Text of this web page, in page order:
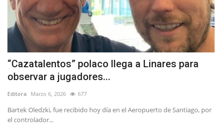
“Cazatalentos” polaco llega a Linares para
observar a jugadores...
Editora Marzo 6, 2026 677
Bartek Oledzki, fue recibido hoy día en el Aeropuerto de Santiago, por
el controlador...